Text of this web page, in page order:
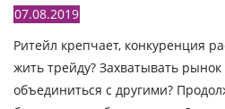
07.08.2019
Ритейл крепчает, конкуренция
жить трейду? Захватывать
объединиться с другими?